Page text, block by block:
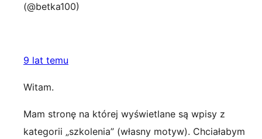
(@betka100)
9 lat temu
Witam.
Mam stronę na której wyświetlane są wpisy z
kategorii „szkolenia” (własny motyw). Chciałabym